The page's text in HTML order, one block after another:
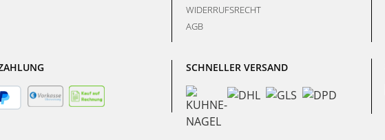
WIDERRUFSRECHT
AGB
SCHNELLER VERSAND